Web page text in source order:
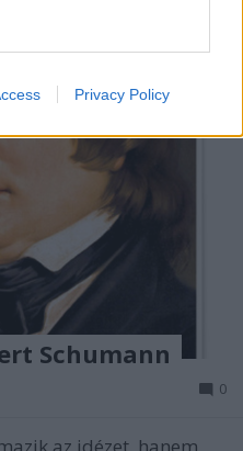
Privacy Policy
Schumann
0
az idézet, hanem